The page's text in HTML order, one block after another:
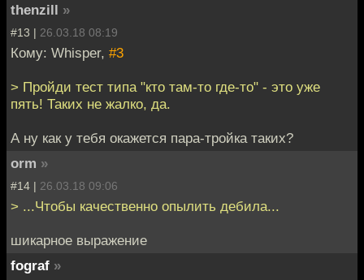
thenzill »
#13 | 26.03.18 08:19
Кому: Whisper, #3
> Пройди тест типа "кто там-то где-то" - это уже
пять! Таких не жалко, да.
А ну как у тебя окажется пара-тройка таких?
orm »
#14 | 26.03.18 09:06
> ...Чтобы качественно опылить дебила...
шикарное выражение
fograf »